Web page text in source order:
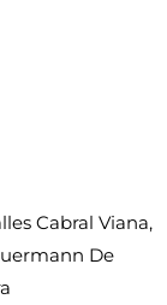
Cabral Viana,
De